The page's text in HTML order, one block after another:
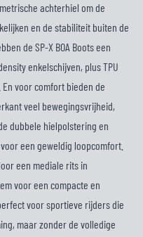
achterhiel om de
en de stabiliteit buiten de
de SP-X BOA Boots een
enkelschijven, plus TPU
voor comfort bieden de
veel bewegingsvrijheid,
dubbele hielpolstering en
een geweldig loopcomfort.
een mediale rits in
voor een compacte en
voor sportieve rijders die
maar zonder de volledige